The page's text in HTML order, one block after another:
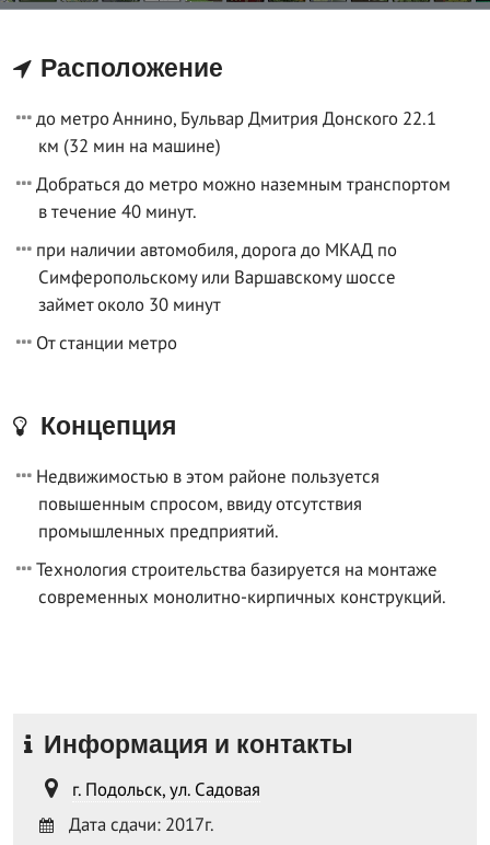
Расположение
до метро Аннино, Бульвар Дмитрия Донского 22.1
км (32 мин на машине)
Добраться до метро можно наземным транспортом
в течение 40 минут.
при наличии автомобиля, дорога до МКАД по
Симферопольскому или Варшавскому шоссе
займет около 30 минут
От станции метро
Концепция
Недвижимостью в этом районе пользуется
повышенным спросом, ввиду отсутствия
промышленных предприятий.
Технология строительства базируется на монтаже
современных монолитно-кирпичных конструкций.
Информация и контакты
г. Подольск, ул. Садовая
Дата сдачи: 2017г.